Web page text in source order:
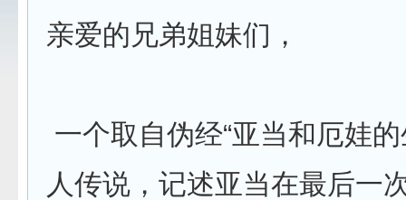
亲爱的兄弟姐妹们，
一个取自伪经“亚当和厄娃
人传说，记述亚当在最后一